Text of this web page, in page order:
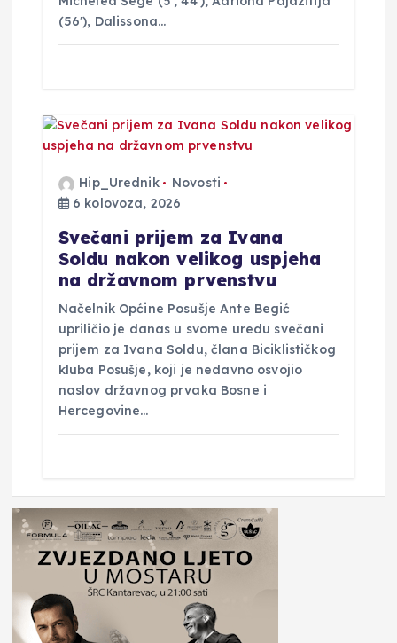
(56′), Dalissona…
Hip_Urednik
Novosti
6 kolovoza, 2026
Svečani prijem za Ivana
Soldu nakon velikog uspjeha
na državnom prvenstvu
Načelnik Općine Posušje Ante Begić
upriličio je danas u svome uredu svečani
prijem za Ivana Soldu, člana Biciklističkog
kluba Posušje, koji je nedavno osvojio
naslov državnog prvaka Bosne i
Hercegovine…